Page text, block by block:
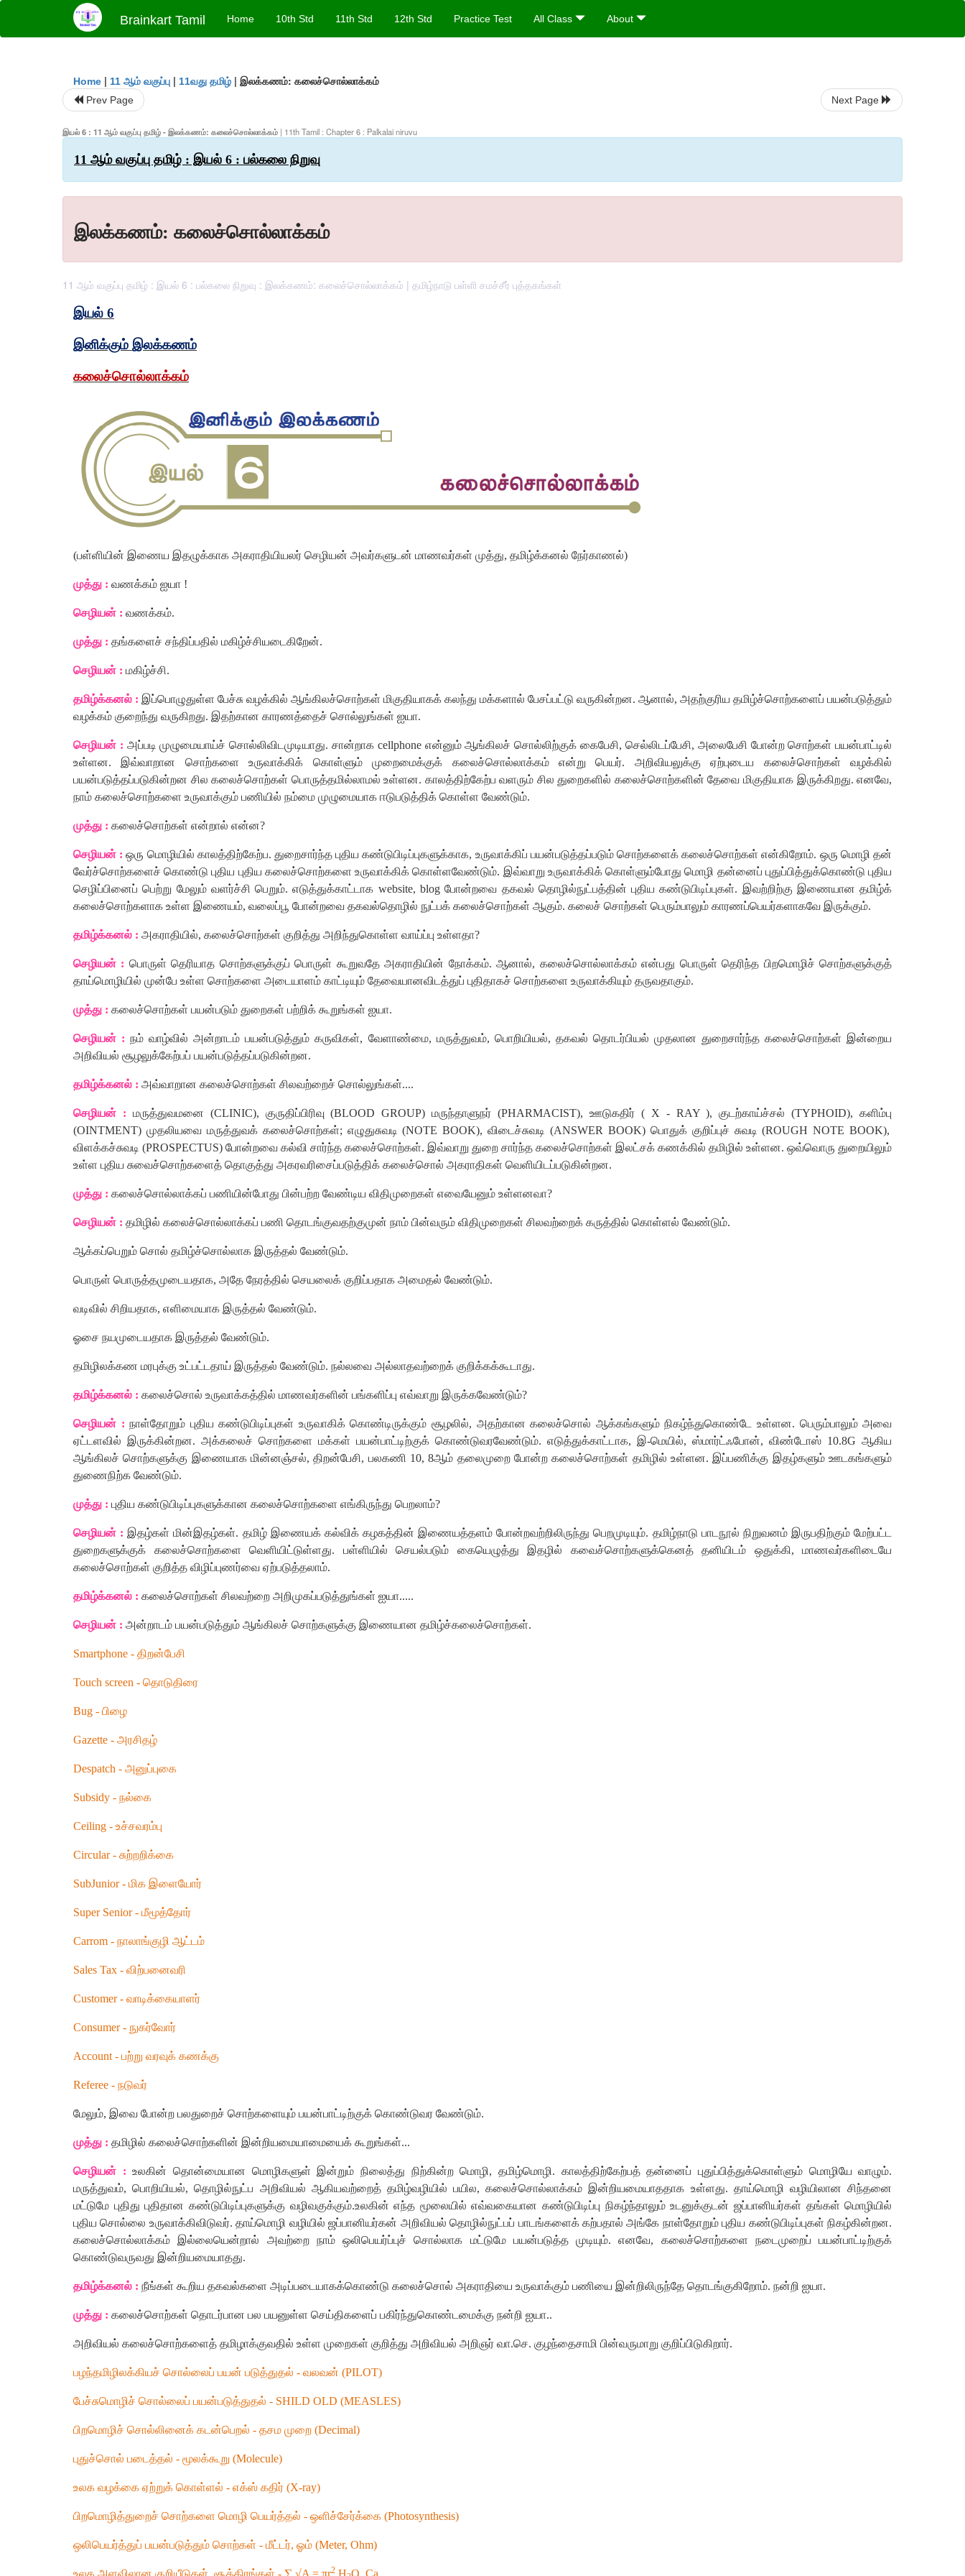
Brainkart Tamil Home 10th Std 11th Std 12th Std Practice Test All Class About
Home | 11 ஆம் வகுப்பு | 11வது தமிழ் | இலக்கணம்: கலைச்சொல்லாக்கம்
Prev Page Next Page
இயல் 6 : 11 ஆம் வகுப்பு தமிழ் - இலக்கணம்: கலைச்சொல்லாக்கம் | 11th Tamil : Chapter 6 : Palkalai niruvu
11 ஆம் வகுப்பு தமிழ் : இயல் 6 : பல்கலை நிறுவு
இலக்கணம்: கலைச்சொல்லாக்கம்
11 ஆம் வகுப்பு தமிழ் : இயல் 6 : பல்கலை நிறுவு : இலக்கணம்: கலைச்சொல்லாக்கம் | தமிழ்நாடு பள்ளி சமச்சீர் புத்தகங்கள்
இயல் 6
இனிக்கும் இலக்கணம்
கலைச்சொல்லாக்கம்
(பள்ளியின் இணைய இதழுக்காக அகராதியியலர் செழியன் அவர்களுடன் மாணவர்கள் முத்து, தமிழ்க்கனல் நேர்காணல்)
முத்து : வணக்கம் ஐயா !
செழியன் : வணக்கம்.
முத்து : தங்களைச் சந்திப்பதில் மகிழ்ச்சியடைகிறேன்.
செழியன் : மகிழ்ச்சி.
தமிழ்க்கனல் : இப்பொழுதுள்ள பேச்சு வழக்கில் ஆங்கிலச்சொற்கள் மிகுதியாகக் கலந்து மக்களால் பேசப்பட்டு வருகின்றன. ஆனால், அதற்குரிய தமிழ்ச்சொற்களைப் பயன்படுத்தும்
வழக்கம் குறைந்து வருகிறது. இதற்கான காரணத்தைச் சொல்லுங்கள் ஐயா.
செழியன் : அப்படி முழுமையாய்ச் சொல்லிவிடமுடியாது.சான்றாக cellphone என்னும் ஆங்கிலச் சொல்லிற்குக் கைபேசி, செல்லிடப்பேசி, அலைபேசி போன்ற சொற்கள் பயன்பாட்டில்
உள்ளன. இவ்வாறான சொற்களை உருவாக்கிக் கொள்ளும் முறைமைக்குக் கலைச்சொல்லாக்கம் என்று பெயர். அறிவியலுக்கு ஏற்புடைய கலைச்சொற்கள்
வழக்கில்
பயன்படுத்தப்படுகின்றன சில கலைச்சொற்கள் பொருத்தமில்லாமல் உள்ளன. காலத்திற்கேற்ப வளரும் சில துறைகளில் கலைச்சொற்களின் தேவை மிகுதியாக இருக்கிறது.எனவே,
நாம் கலைச்சொற்களை உருவாக்கும் பணியில் நம்மை முழுமையாக ஈடுபடுத்திக் கொள்ள வேண்டும்.
முத்து : கலைச்சொற்கள் என்றால் என்ன?
செழியன் : ஒரு மொழியில் காலத்திற்கேற்ப.துறைசார்ந்த புதிய கண்டுபிடிப்புகளுக்காக, உருவாக்கிப் பயன்படுத்தப்படும் சொற்களைக் கலைச்சொற்கள் என்கிறோம். ஒரு மொழி தன்
வேர்ச்சொற்களைச் கொண்டு புதிய புதிய கலைச்சொற்களை உருவாக்கிக் கொள்ளவேண்டும். இவ்வாறு உருவாக்கிக் கொள்ளும்போது மொழி தன்னைப் புதுப்பித்துக்கொண்டு புதிய
செழிப்பினைப் பெற்று மேலும் வளர்ச்சி பெறும்.எடுத்துக்காட்டாக website, blogபோன்றவை தகவல் தொழில்நுட்பத்தின் புதிய கண்டுபிடிப்புகள். இவற்றிற்கு இணையான தமிழ்க்
கலைச்சொற்களாக உள்ள இணையம், வலைப்பூ போன்றவை தகவல்தொழில் நுட்பக் கலைச்சொற்கள் ஆகும். கலைச் சொற்கள் பெரும்பாலும் காரணப்பெயர்களாகவே இருக்கும்.
தமிழ்க்கனல் : அகராதியில், கலைச்சொற்கள் குறித்து அறிந்துகொள்ள வாய்ப்பு உள்ளதா?
செழியன் : பொருள் தெரியாத சொற்களுக்குப் பொருள் கூறுவதே அகராதியின் நோக்கம்.ஆனால், கலைச்சொல்லாக்கம் என்பது பொருள் தெரிந்த பிறமொழிச் சொற்களுக்குத்
தாய்மொழியில் முன்பே உள்ள சொற்களை அடையாளம் காட்டியும் தேவையானவிடத்துப் புதிதாகச் சொற்களை உருவாக்கியும் தருவதாகும்.
முத்து : கலைச்சொற்கள் பயன்படும் துறைகள் பற்றிக் கூறுங்கள் ஐயா.
செழியன் : நம் வாழ்வில் அன்றாடம் பயன்படுத்தும் கருவிகள், வேளாண்மை, மருத்துவம், பொறியியல், தகவல் தொடர்பியல் முதலான துறைசார்ந்த கலைச்சொற்கள் இன்றைய
அறிவியல் சூழலுக்கேற்பப் பயன்படுத்தப்படுகின்றன.
தமிழ்க்கனல் : அவ்வாறான கலைச்சொற்கள் சிலவற்றைச் சொல்லுங்கள்....
செழியன் : மருத்துவமனை (CLINIC), குருதிப்பிரிவு (BLOOD GROUP)மருந்தாளுநர் (PHARMACIST), ஊடுகதிர் ( X - RAY ),குடற்காய்ச்சல் (TYPHOID),களிம்பு
(OINTMENT) முதலியவை மருத்துவக் கலைச்சொற்கள்; எழுதுசுவடி (NOTE BOOK),விடைச்சுவடி (ANSWER BOOK) பொதுக் குறிப்புச் சுவடி (ROUGH NOTE BOOK),
விளக்கச்சுவடி (PROSPECTUS) போன்றவை கல்வி சார்ந்த கலைச்சொற்கள். இவ்வாறு துறை சார்ந்த கலைச்சொற்கள் இலட்சக் கணக்கில் தமிழில் உள்ளன. ஒவ்வொரு துறையிலும்
உள்ள புதிய சுவைச்சொற்களைத் தொகுத்து அகரவரிசைப்படுத்திக் கலைச்சொல் அகராதிகள் வெளியிடப்படுகின்றன.
முத்து : கலைச்சொல்லாக்கப் பணியின்போது பின்பற்ற வேண்டிய விதிமுறைகள் எவையேனும் உள்ளனவா?
செழியன் : தமிழில் கலைச்சொல்லாக்கப் பணி தொடங்குவதற்குமுன் நாம் பின்வரும் விதிமுறைகள் சிலவற்றைக் கருத்தில் கொள்ளல் வேண்டும்.
ஆக்கப்பெறும் சொல் தமிழ்ச்சொல்லாக இருத்தல் வேண்டும்.
பொருள் பொருத்தமுடையதாக, அதே நேரத்தில் செயலைக் குறிப்பதாக அமைதல் வேண்டும்.
வடிவில் சிறியதாக, எளிமையாக இருத்தல் வேண்டும்.
ஓசை நயமுடையதாக இருத்தல் வேண்டும்.
தமிழிலக்கண மரபுக்கு உட்பட்டதாய் இருத்தல் வேண்டும். நல்லவை அல்லாதவற்றைக் குறிக்கக்கூடாது.
தமிழ்க்கனல் : கலைச்சொல் உருவாக்கத்தில் மாணவர்களின் பங்களிப்பு எவ்வாறு இருக்கவேண்டும்?
செழியன் : நாள்தோறும் புதிய கண்டுபிடிப்புகள் உருவாகிக் கொண்டிருக்கும் சூழலில், அதற்கான கலைச்சொல் ஆக்கங்களும் நிகழ்ந்துகொண்டே உள்ளன. பெரும்பாலும் அவை
ஏட்டளவில் இருக்கின்றன. அக்கலைச் சொற்களை மக்கள் பயன்பாட்டிற்குக் கொண்டுவரவேண்டும். எடுத்துக்காட்டாக, இ-மெயில், ஸ்மார்ட்ஃபோன், விண்டோஸ் 10.8G ஆகிய
ஆங்கிலச் சொற்களுக்கு இணையாக மின்னஞ்சல்,திறன்பேசி, பலகணி 10,8ஆம் தலைமுறை போன்ற கலைச்சொற்கள் தமிழில் உள்ளன. இப்பணிக்கு இதழ்களும் ஊடகங்களும்
துணைநிற்க வேண்டும்.
முத்து : புதிய கண்டுபிடிப்புகளுக்கான கலைச்சொற்களை எங்கிருந்து பெறலாம்?
செழியன் : இதழ்கள் மின்இதழ்கள். தமிழ் இணையக் கல்விக் கழகத்தின் இணையத்தளம் போன்றவற்றிலிருந்து பெறமுடியும். தமிழ்நாடு பாடநூல் நிறுவனம் இருபதிற்கும் மேற்பட்ட
துறைகளுக்குக்
கலைச்சொற்களை வெளியிட்டுள்ளது. பள்ளியில் செயல்படும் கையெழுத்து இதழில் கவைச்சொற்களுக்கெனத் தனியிடம் ஒதுக்கி, மாணவர்களிடையே
கலைச்சொற்கள் குறித்த விழிப்புணர்வை ஏற்படுத்தலாம்.
தமிழ்க்கனல் : கலைச்சொற்கள் சிலவற்றை அறிமுகப்படுத்துங்கள் ஐயா.....
செழியன் : அன்றாடம் பயன்படுத்தும் ஆங்கிலச் சொற்களுக்கு இணையான தமிழ்ச்கலைச்சொற்கள்.
Smartphone - திறன்பேசி
Touch screen - தொடுதிரை
Bug - பிழை
Gazette - அரசிதழ்
Despatch - அனுப்புகை
Subsidy - நல்கை
Ceiling - உச்சவரம்பு
Circular- சுற்றறிக்கை
SubJunior- மிக இளையோர்
Super Senior- மீமூத்தோர்
Carrom - நாலாங்குழி ஆட்டம்
Sales Tax - விற்பனைவரி
Customer- வாடிக்கையாளர்
Consumer- நுகர்வோர்
Account - பற்று வரவுக் கணக்கு
Referee - நடுவர்
மேலும், இவை போன்ற பலதுறைச் சொற்களையும் பயன்பாட்டிற்குக் கொண்டுவர வேண்டும்.
முத்து : தமிழில் கலைச்சொற்களின் இன்றியமையாமையைக் கூறுங்கள்...
செழியன் : உலகின் தொன்மையான மொழிகளுள் இன்றும் நிலைத்து நிற்கின்ற மொழி, தமிழ்மொழி. காலத்திற்கேற்பத் தன்னைப் புதுப்பித்துக்கொள்ளும் மொழியே வாழும்.
மருத்துவம்,பொறியியல்,தொழில்நுட்ப அறிவியல் ஆகியவற்றைத் தமிழ்வழியில் பயில,கலைச்சொல்லாக்கம் இன்றியமையாததாக உள்ளது. தாய்மொழி வழியிலான சிந்தனை
மட்டுமே புதிது புதிதான கண்டுபிடிப்புகளுக்கு வழிவகுக்கும்.உலகின் எந்த மூலையில் எவ்வகையான கண்டுபிடிப்பு நிகழ்ந்தாலும் உடனுக்குடன் ஜப்பானியர்கள் தங்கள் மொழியில்
புதிய சொல்லை உருவாக்கிவிடுவர்.தாய்மொழி வழியில் ஜப்பானியர்கன் அறிவியல் தொழில்நுட்பப் பாடங்களைக் கற்பதால் அங்கே நாள்தோறும் புதிய கண்டுபிடிப்புகள் நிகழ்கின்றன.
கலைச்சொல்லாக்கம்
இல்லையென்றால் அவற்றை நாம் ஒலிபெயர்ப்புச் சொல்லாக மட்டுமே பயன்படுத்த முடியும்.எனவே, கலைச்சொற்களை நடைமுறைப்
பயன்பாட்டிற்குக்
கொண்டுவருவது இன்றியமையாதது.
தமிழ்க்கனல் : நீங்கள் கூறிய தகவல்களை அடிப்படையாகக்கொண்டு கலைச்சொல் அகராதியை உருவாக்கும் பணியை இன்றிலிருந்தே தொடங்குகிறோம். நன்றி ஐயா.
முத்து : கலைச்சொற்கள் தொடர்பான பல பயனுள்ள செய்திகளைப் பகிர்ந்துகொண்டமைக்கு நன்றி ஐயா..
அறிவியல் கலைச்சொற்களைத் தமிழாக்குவதில் உள்ள முறைகள் குறித்து அறிவியல் அறிஞர் வா.செ. குழந்தைசாமி பின்வருமாறு குறிப்பிடுகிறார்.
பழந்தமிழிலக்கியச் சொல்லைப் பயன் படுத்துதல் - வலவன் (PILOT)
பேச்சுமொழிச் சொல்லைப் பயன்படுத்துதல் - SHILD OLD (MEASLES)
பிறமொழிச் சொல்லினைக் கடன்பெறல் - தசம முறை (Decimal)
புதுச்சொல் படைத்தல் - மூலக்கூறு (Molecule)
உலக வழக்கை ஏற்றுக் கொள்ளல் - எக்ஸ் கதிர் (X-ray)
பிறமொழித்துறைச் சொற்களை மொழி பெயர்த்தல் - ஒளிச்சேர்க்கை (Photosynthesis)
ஒலிபெயர்த்துப் பயன்படுத்தும் சொற்கள் - மீட்டர், ஓம் (Meter, Ohm)
உலக அளவிலான குறியீடுகள் சூத்திரங்கள் - ∑ √A = πr2 H O, Ca